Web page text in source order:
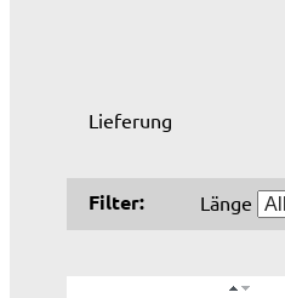
Lieferung
Filter: Länge